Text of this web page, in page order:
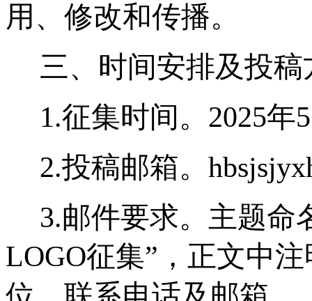
用、修改和传播。
三、时间安排及投稿
1.征集时间。2025年
2.投稿邮箱。
3.邮件要求。主题命
LOGO征集”，正文中